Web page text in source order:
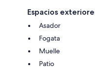
Espacios
Asador
Fogata
Muelle
Patio